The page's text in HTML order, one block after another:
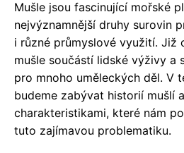
Mušle jsou fascinující mořské
nejvýznamnější druhy surovin
i různé průmyslové využití. Již
mušle součástí lidské výživy a
pro mnoho uměleckých děl. V
budeme zabývat historií mušlí
charakteristikami, které nám
tuto zajímavou problematiku.